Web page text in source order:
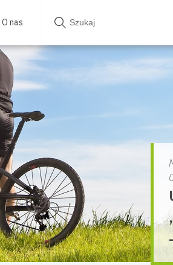
O nas